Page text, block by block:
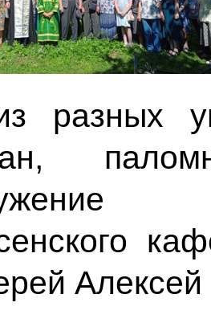
разных